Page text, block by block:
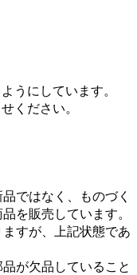
うにしています。
ください。
ではなく、ものづく
を販売しています。
すが、上記状態であ
が欠品していること